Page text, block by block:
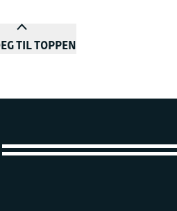
TIL TOPPEN